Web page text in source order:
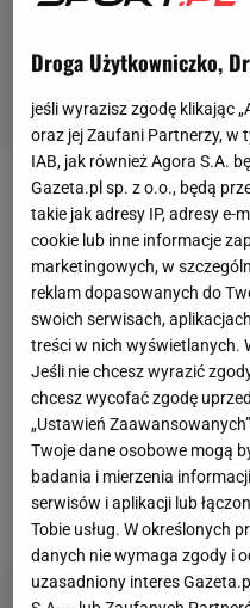
Ostatnie tygodnie nie
Ronaldo. Portugalczyk
społecznościowych o
narodzonego syna.
prywatnym 37-latek
udowadnia, że jest
Manchesteru United,
decydujących
meczachnapastnik
City (trzy razy),
Droga Użytkowniczko,
jeśli wyrazisz zgodę klikając
oraz jej Zaufani Partnerzy, w
IAB, jak również Agora S.A.
Gazeta.pl sp. z o.o., będą
takie jak adresy IP, adresy e-
cookie lub inne informacje
marketingowych, w
reklam dopasowanych do
swoich serwisach,
treści w nich wyświetlanych.
Jeśli nie chcesz wyrazić
chcesz wycofać zgodę
„Ustawień
Twoje dane osobowe mogą
badania i mierzenia
serwisów i aplikacji lub
Tobie usług. W określonych
danych nie wymaga zgody i
uzasadniony interes